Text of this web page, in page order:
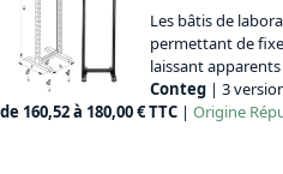
Les bâtis de
permettant de
laissant apparents
Conteg | 3
de 160,52 à 180,00 € TTC | Origine